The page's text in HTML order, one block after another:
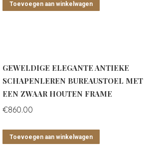
Toevoegen aan winkelwagen
GEWELDIGE ELEGANTE ANTIEKE
SCHAPENLEREN BUREAUSTOEL MET
EEN ZWAAR HOUTEN FRAME
€860.00
Toevoegen aan winkelwagen